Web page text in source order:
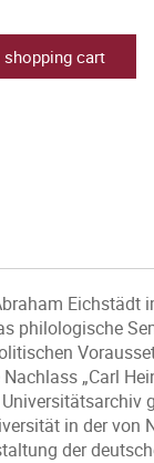
cart
philologische
„Carl
in der von
der